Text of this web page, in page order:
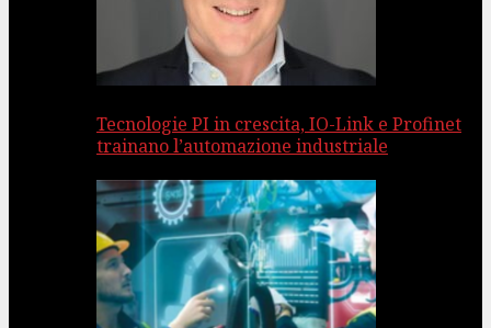
Tecnologie PI in crescita, IO-Link e Profinet
trainano l’automazione industriale